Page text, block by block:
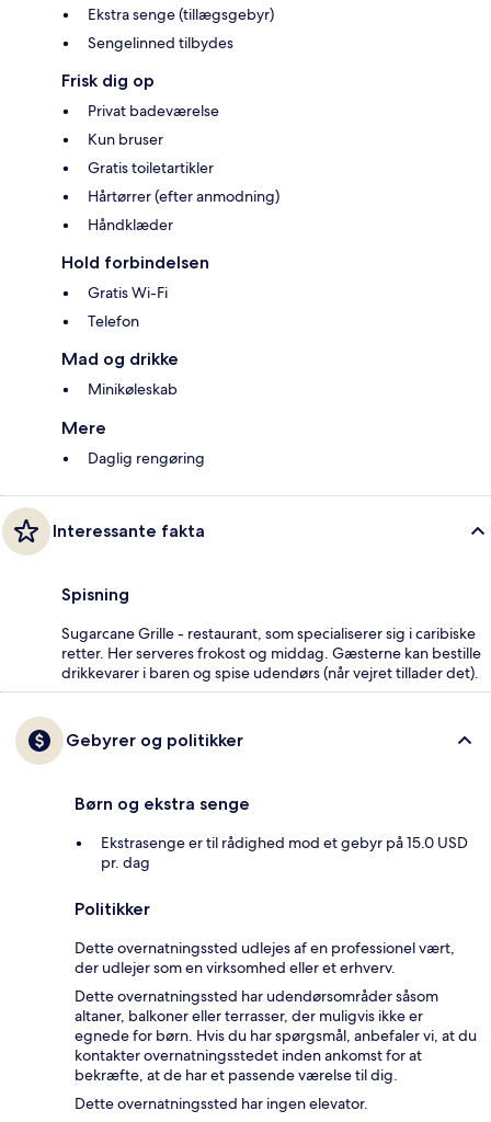
Ekstra senge (tillægsgebyr)
Sengelinned tilbydes
Frisk dig op
Privat badeværelse
Kun bruser
Gratis toiletartikler
Hårtørrer (efter anmodning)
Håndklæder
Hold forbindelsen
Gratis Wi-Fi
Telefon
Mad og drikke
Minikøleskab
Mere
Daglig rengøring
Interessante fakta
Spisning
Sugarcane Grille - restaurant, som specialiserer sig i caribiske
retter. Her serveres frokost og middag. Gæsterne kan bestille
drikkevarer i baren og spise udendørs (når vejret tillader det).
Gebyrer og politikker
Børn og ekstra senge
Ekstrasenge er til rådighed mod et gebyr på 15.0 USD
pr. dag
Politikker
Dette overnatningssted udlejes af en professionel vært,
der udlejer som en virksomhed eller et erhverv.
Dette overnatningssted har udendørsområder såsom
altaner, balkoner eller terrasser, der muligvis ikke er
egnede for børn. Hvis du har spørgsmål, anbefaler vi, at du
kontakter overnatningsstedet inden ankomst for at
bekræfte, at de har et passende værelse til dig.
Dette overnatningssted har ingen elevator.